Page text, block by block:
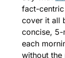
fact-
cover it all
concise, 5-
each
without the